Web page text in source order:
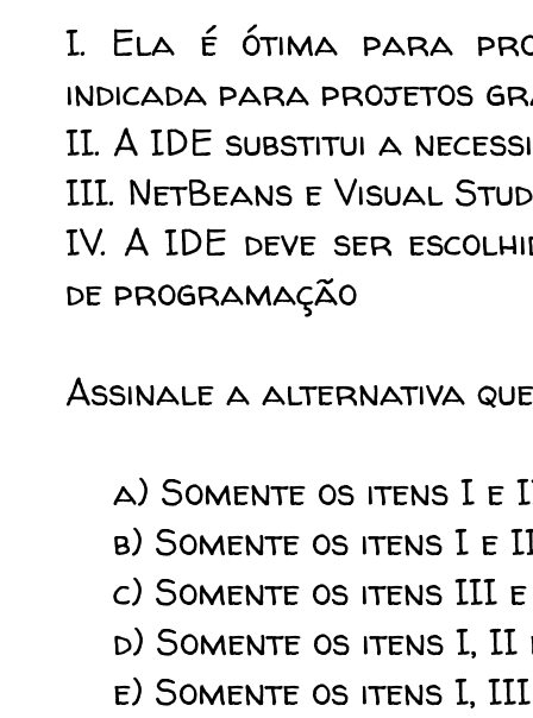
I. Ela é ótima para
indicada para projetos
II. A IDE substitui a
III. NetBeans e Visual
IV. A IDE deve ser
de programação
Assinale a alternativa
a) Somente os itens I e
b) Somente os itens I e
c) Somente os itens III
d) Somente os itens I,
e) Somente os itens I,